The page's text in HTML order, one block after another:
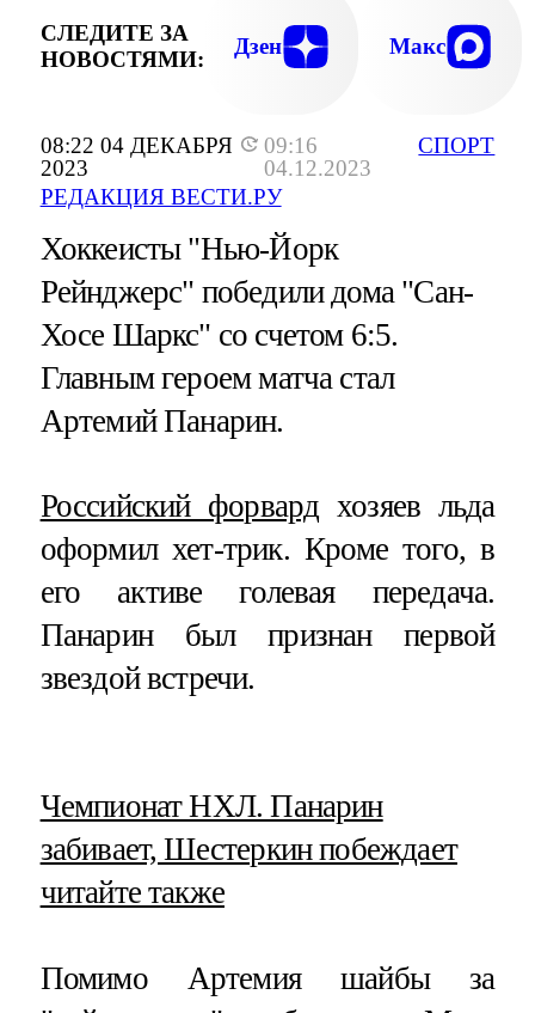
08:22 04 ДЕКАБРЯ
2023
09:16
04.12.2023
РЕДАКЦИЯ ВЕСТИ.РУ
СПОРТ
СЛЕДИТЕ ЗА
НОВОСТЯМИ:
Дзен Макс
Хоккеисты "Нью-Йорк
Рейнджерс" победили дома "Сан-
Хосе Шаркс" со счетом 6:5.
Главным героем матча стал
Артемий Панарин.
Российский форвард хозяев льда
оформил хет-трик. Кроме того, в
его активе голевая передача.
Панарин был признан первой
звездой встречи.
​Чемпионат НХЛ. Панарин
забивает, Шестеркин побеждает
читайте также
Помимо Артемия шайбы за